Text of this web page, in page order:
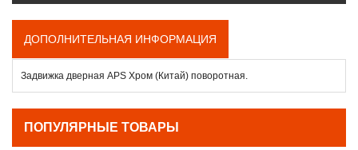
ДОПОЛНИТЕЛЬНАЯ ИНФОРМАЦИЯ
Задвижка дверная APS Хром (Китай) поворотная.
ПОПУЛЯРНЫЕ ТОВАРЫ